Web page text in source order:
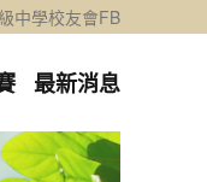
中學校友會FB
最新消息